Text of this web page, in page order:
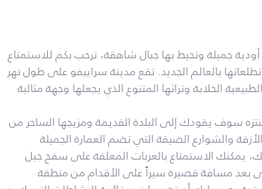
جميلة وتحيط بها جبال شاهقة، ترحب بكم للاستمتاع
بالعالم الجديد. تقع مدينة سراييفو على طول نهر
الخلابة وتراثها المتنوع الذي يجعلها وجهة مثالية
سوف يقودك إلى البلدة القديمة ومزيجها الساحر من
والشوارع الضيقة التي تضم العمارة الجميلة
يمكنك الاستمتاع بالعربات المعلقة على سفح جبل
بعد مسافة قصيرة سيراً على الأقدام من منطقة